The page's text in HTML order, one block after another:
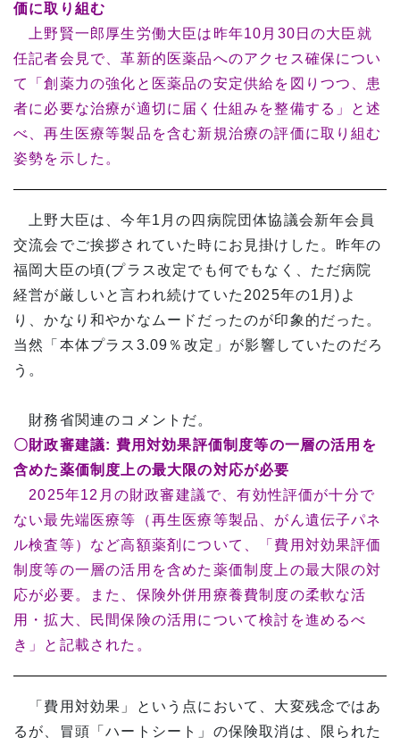
価に取り組む
上野賢一郎厚生労働大臣は昨年10月30日の大臣就
任記者会見で、革新的医薬品へのアクセス確保につい
て「創薬力の強化と医薬品の安定供給を図りつつ、患
者に必要な治療が適切に届く仕組みを整備する」と述
べ、再生医療等製品を含む新規治療の評価に取り組む
姿勢を示した。
上野大臣は、今年1月の四病院団体協議会新年会員
交流会でご挨拶されていた時にお見掛けした。昨年の
福岡大臣の頃(プラス改定でも何でもなく、ただ病院
経営が厳しいと言われ続けていた2025年の1月)よ
り、かなり和やかなムードだったのが印象的だった。
当然「本体プラス3.09％改定」が影響していたのだろ
う。
財務省関連のコメントだ。
〇財政審建議: 費用対効果評価制度等の一層の活用を
含めた薬価制度上の最大限の対応が必要
2025年12月の財政審建議で、有効性評価が十分で
ない最先端医療等（再生医療等製品、がん遺伝子パネ
ル検査等）など高額薬剤について、「費用対効果評価
制度等の一層の活用を含めた薬価制度上の最大限の対
応が必要。また、保険外併用療養費制度の柔軟な活
用・拡大、民間保険の活用について検討を進めるべ
き」と記載された。
「費用対効果」という点において、大変残念ではあ
るが、冒頭「ハートシート」の保険取消は、限られた